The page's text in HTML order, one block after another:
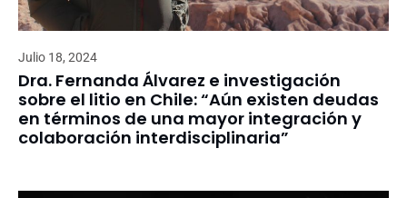
Julio 18, 2024
Dra. Fernanda Álvarez e investigación
sobre el litio en Chile: “Aún existen deudas
en términos de una mayor integración y
colaboración interdisciplinaria”